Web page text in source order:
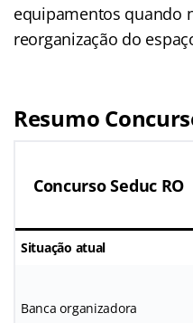
equipamentos quando
reorganização do
Resumo
Concurso Seduc RO
Situação atual
Banca organizadora